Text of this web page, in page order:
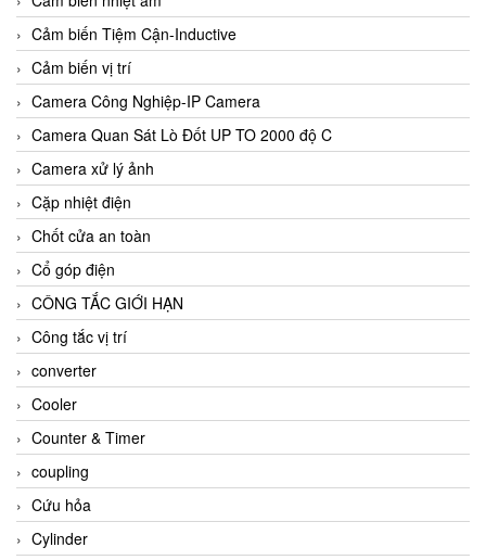
Cảm biến Tiệm Cận-Inductive
Cảm biến vị trí
Camera Công Nghiệp-IP Camera
Camera Quan Sát Lò Đốt UP TO 2000 độ C
Camera xử lý ảnh
Cặp nhiệt điện
Chốt cửa an toàn
Cổ góp điện
CÔNG TẮC GIỚI HẠN
Công tắc vị trí
converter
Cooler
Counter & Timer
coupling
Cứu hỏa
Cylinder